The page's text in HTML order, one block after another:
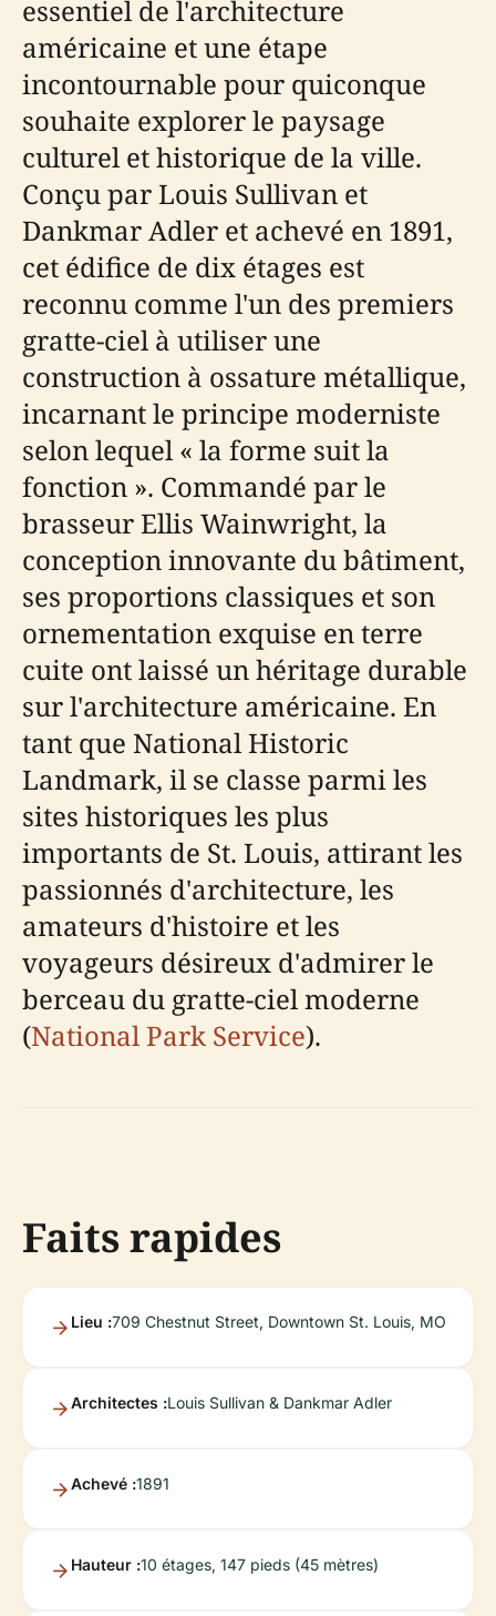
essentiel de l'architecture
américaine et une étape
incontournable pour quiconque
souhaite explorer le paysage
culturel et historique de la ville.
Conçu par Louis Sullivan et
Dankmar Adler et achevé en 1891,
cet édifice de dix étages est
reconnu comme l'un des premiers
gratte-ciel à utiliser une
construction à ossature métallique,
incarnant le principe moderniste
selon lequel « la forme suit la
fonction ». Commandé par le
brasseur Ellis Wainwright, la
conception innovante du bâtiment,
ses proportions classiques et son
ornementation exquise en terre
cuite ont laissé un héritage durable
sur l'architecture américaine. En
tant que National Historic
Landmark, il se classe parmi les
sites historiques les plus
importants de St. Louis, attirant les
passionnés d'architecture, les
amateurs d'histoire et les
voyageurs désireux d'admirer le
berceau du gratte-ciel moderne
(National Park Service).
Faits rapides
Lieu :709 Chestnut Street, Downtown St. Louis, MO
Architectes :Louis Sullivan & Dankmar Adler
Achevé :1891
Hauteur :10 étages, 147 pieds (45 mètres)